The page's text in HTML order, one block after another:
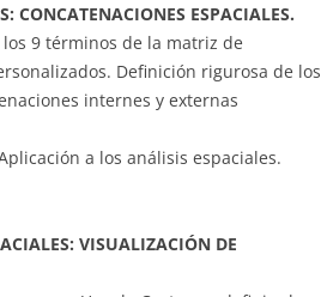
CONCATENACIONES ESPACIALES.
9 términos de la matriz de
Definición rigurosa de los
internes y externas
a los análisis espaciales.
VISUALIZACIÓN DE